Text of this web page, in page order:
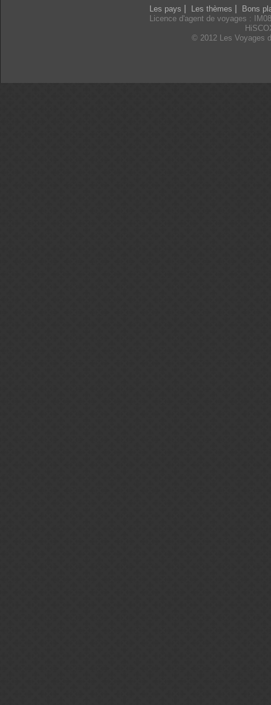
Les pays Les thèmes
Bons
Licence d'agent de voyages :
© 2012 Les Voyages